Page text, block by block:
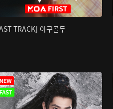
TRACK] 야구골두